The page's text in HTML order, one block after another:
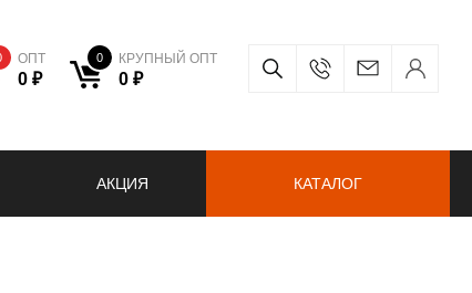
ОПТ
0 ₽
0 КРУПНЫЙ ОПТ
0 ₽
АКЦИЯ КАТАЛОГ